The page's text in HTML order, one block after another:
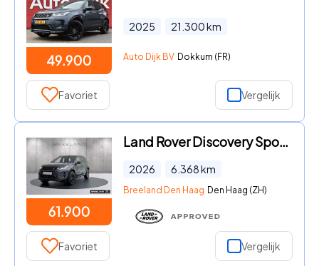
49.900
2025 21.300km
Auto Dijk BV Dokkum (FR)
Favoriet Vergelijk
61.900
Land Rover Discovery Sport - P270e Landmark Edition | Panoramadak | Cold Climate Pack | 2
2026 6.368km
Breeland Den Haag Den Haag (ZH)
Favoriet Vergelijk